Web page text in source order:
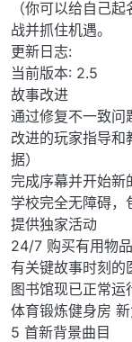
（你可以给自己
战并抓住机遇。
更新日志:
当前版本: 2.5
故事改进
通过修复不一致问
改进的玩家指导和
据）
完成序幕并开始新
学校完全无障碍，
提供独家活动
24/7 购买有用物
有关键故事时刻的
图书馆现已正常运
体育锻炼健身房
5 首新背景曲目